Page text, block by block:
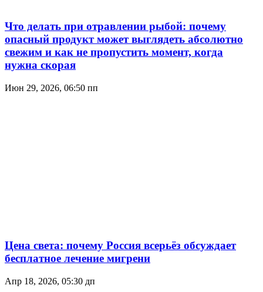
Что делать при отравлении рыбой: почему
опасный продукт может выглядеть абсолютно
свежим и как не пропустить момент, когда
нужна скорая
Июн 29, 2026, 06:50 пп
Цена света: почему Россия всерьёз обсуждает
бесплатное лечение мигрени
Апр 18, 2026, 05:30 дп